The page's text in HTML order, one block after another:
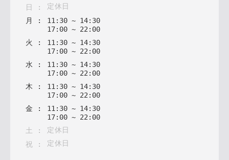
日 :
定休日
月
: 11 : 30 ~ 14: 30
17: 00 ~ 22 : 00
火
: 11 : 30 ~ 14: 30
17: 00 ~ 22 : 00
水 : 11 : 30 ~ 14: 30
17: 00 ~ 22 : 00
木 : 11 : 30 ~ 14: 30
17: 00 ~ 22 : 00
金 : 11: 30 ~ 14: 30
17: 00 ~ 22: 00
土
:
定休日
祝 : 定休日